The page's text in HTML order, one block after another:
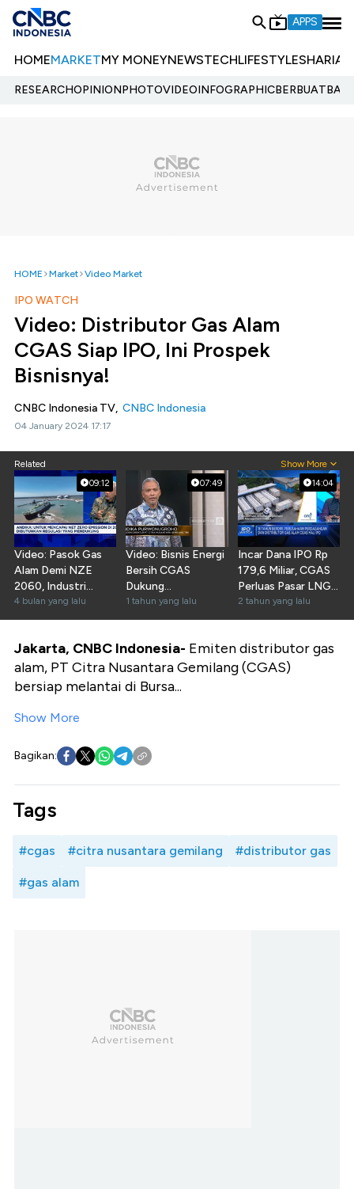
APPS
HOMEMARKETMY MONEYNEWSTECHLIFESTYLESHARIA
RESEARCHOPINIONPHOTOVIDEOINFOGRAPHIC
HOME Market Video Market
IPO WATCH
Video: Distributor Gas Alam
CGAS Siap IPO, Ini Prospek
Bisnisnya!
CNBC Indonesia TV, CNBC Indonesia
04 January 2024 17:17
Related Show More
09:12
Video: Pasok Gas
Alam Demi NZE
2060, Industri
Butuh Kemudahan
Izin
4 bulan yang lalu
07:49
Video: Bisnis Energi
Bersih CGAS
Dukung
Swasembada Energi
Prabowo
1 tahun yang lalu
14:04
Incar Dana IPO Rp
179,6 Miliar, CGAS
Perluas Pasar LNG
Ritel & Biogas
2 tahun yang lalu
Jakarta, CNBC Indonesia- Emiten distributor gas
alam, PT Citra Nusantara Gemilang (CGAS)
bersiap melantai di Bursa...
Show More
Bagikan:
Tags
#cgas #citra nusantara gemilang #distributor gas
#gas alam